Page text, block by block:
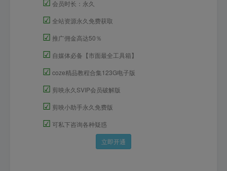
会员时长：永久
☑ 全站资源永久免费获取
☑ 推广佣金高达50％
☑ 自媒体必备【市面最全工具箱】
☑ coze精品教程合集123G电子版
☑ 剪映永久SVIP会员破解版
☑ 剪映小助手永久免费版
☑ 可私下咨询各种疑惑
立即开通